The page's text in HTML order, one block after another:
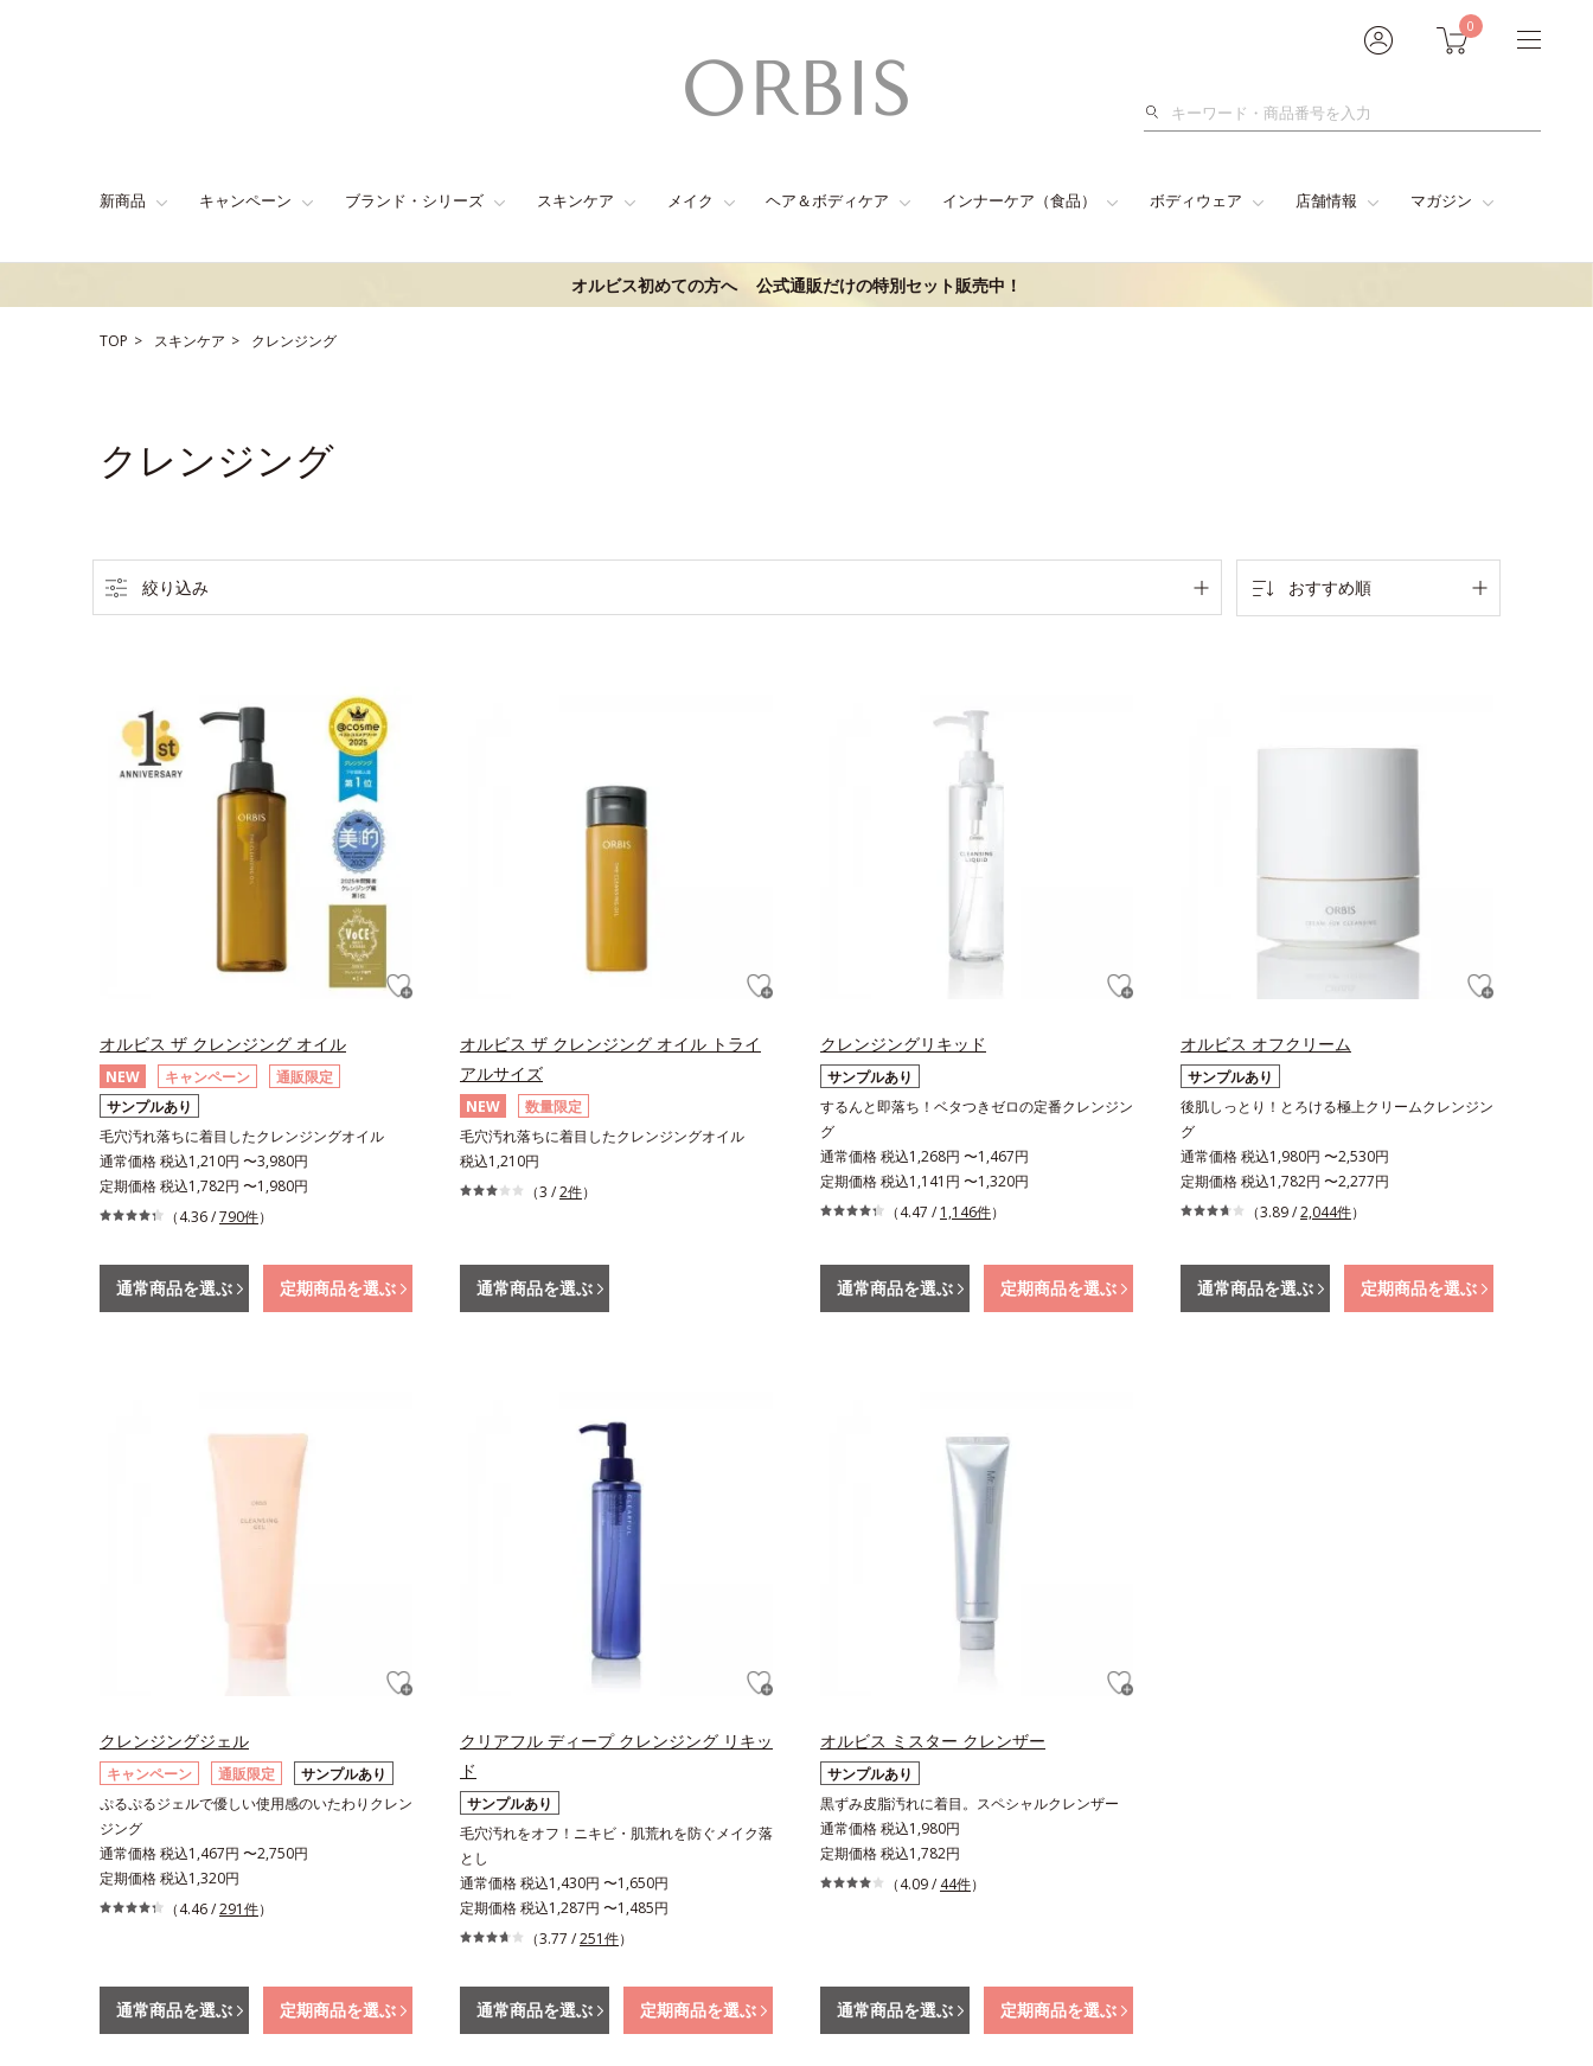
0
検
新商品 キャンペーン ブランド・シリーズ スキンケア メイク ヘア＆ボディケア インナーケア（食品） ボディウェア 店舗情報 マガジン
オルビス初めての方へ 公式通販だけの特別セット販売中！
TOP スキンケア クレンジング
クレンジング
絞り込み おすすめ順
オルビス ザ クレンジング オイル
NEW キャンペーン
通販限定
サンプルあり
毛穴汚れ落ちに着目したクレンジングオイル
通常価格 税込1,210円 〜3,980円
定期価格 税込1,782円 〜1,980円
（4.36 /790件）
通常商品を選ぶ 定期商品を選ぶ
オルビス ザ クレンジング オイル トライ
アルサイズ
NEW
数量限定
毛穴汚れ落ちに着目したクレンジングオイル
税込1,210円
（3 /2件）
通常商品を選ぶ
クレンジングリキッド
サンプルあり
するんと即落ち！ベタつきゼロの定番クレンジン
グ
通常価格 税込1,268円 〜1,467円
定期価格 税込1,141円 〜1,320円
（4.47 / 1,146件）
通常商品を選ぶ 定期商品を選ぶ
オルビス オフクリーム
サンプルあり
後肌しっとり！とろける極上クリームクレンジン
グ
通常価格 税込1,980円 〜2,530円
定期価格 税込1,782円 〜2,277円
（3.89 /2,044件）
通常商品を選ぶ 定期商品を選ぶ
クレンジングジェル
キャンペーン 通販限定
サンプルあり
ぷるぷるジェルで優しい使用感のいたわりクレン
ジング
通常価格 税込1,467円 〜2,750円
定期価格 税込1,320円
（4.46 /291件）
通常商品を選ぶ 定期商品を選ぶ
クリアフル ディープ クレンジング リキッ
ド
サンプルあり
毛穴汚れをオフ！ニキビ・肌荒れを防ぐメイク落
とし
通常価格 税込1,430円 〜1,650円
定期価格 税込1,287円 〜1,485円
（3.77 /251件）
通常商品を選ぶ 定期商品を選ぶ
オルビス ミスター クレンザー
サンプルあり
黒ずみ皮脂汚れに着目。スペシャルクレンザー
通常価格 税込1,980円
定期価格 税込1,782円
（4.09 / 44件）
通常商品を選ぶ 定期商品を選ぶ